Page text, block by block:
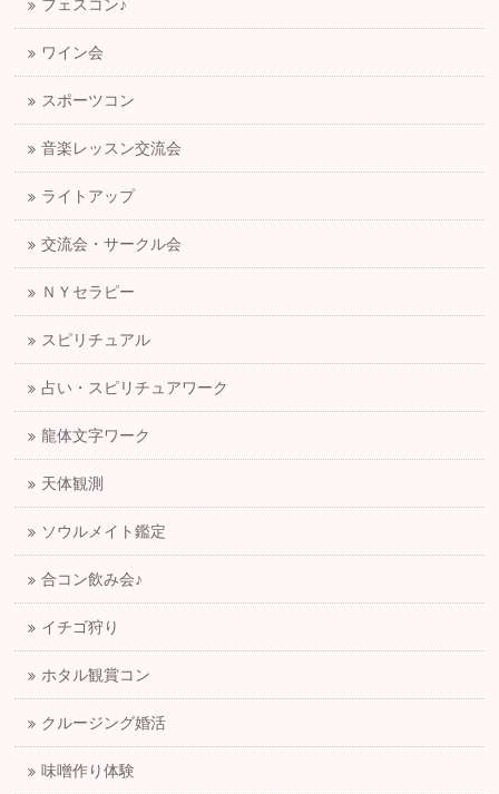
フェスコン♪
ワイン会
スポーツコン
音楽レッスン交流会
ライトアップ
交流会・サークル会
ＮＹセラピー
スピリチュアル
占い・スピリチュアワーク
龍体文字ワーク
天体観測
ソウルメイト鑑定
合コン飲み会♪
イチゴ狩り
ホタル観賞コン
クルージング婚活
味噌作り体験